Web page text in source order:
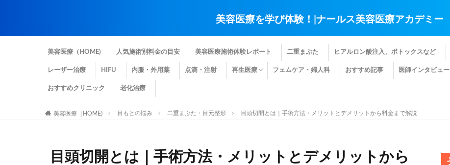
美容医療を学び体験！|ナールス美容医療アカデミー
美容医療（HOME) 人気施術別料金の目安 美容医療施術体験レポート 二重まぶた ヒアルロン酸注入、ボトックスなど
レーザー治療 HIFU 内服・外用薬 点滴・注射 再生医療 フェムケア・婦人科 おすすめ記事 医師インタビュー
おすすめクリニック 老化治療
美容医療（HOME) 目もとの悩み 二重まぶた・目元整形 目頭切開とは｜手術方法・メリットとデメリットから料金まで解説
目頭切開とは｜手術方法・メリットとデメリットから